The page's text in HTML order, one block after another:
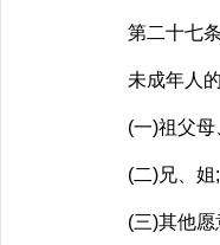
第二十七条
未成年人的
(一)祖父母
(二)兄、姐;
(三)其他愿意